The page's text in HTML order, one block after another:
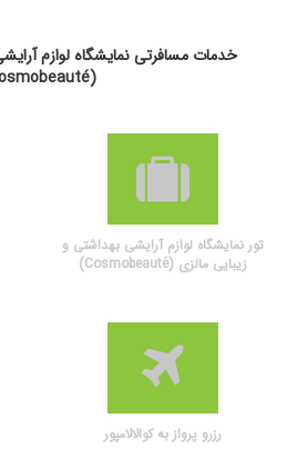
خدمات مسافرتی نمایشگاه لوازم
(Cosmobeauté)
تور نمایشگاه لوازم آرایشی بهداشتی و
زیبایی مالزی (Cosmobeauté)
رزرو پرواز به کوالالامپور